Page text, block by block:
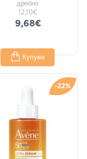
дребно
12,10€
9,68€
Купува
-22%